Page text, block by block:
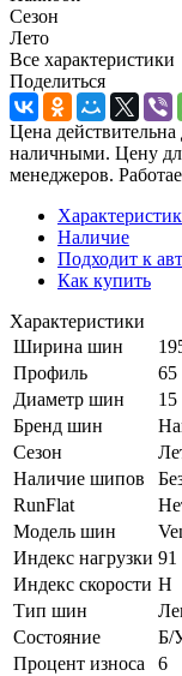
Сезон
Лето
Все характеристики
Поделиться
Цена
наличными. Цену
менеджеров.
Наличие
Подходит к
Как купить
Характеристики
Ширина шин
Профиль
65
Диаметр шин
15
Бренд шин
Сезон
Наличие шипов
RunFlat
Модель шин
Индекс нагрузки 91
Индекс скорости H
Тип шин
Состояние
Б/
Процент износа
6